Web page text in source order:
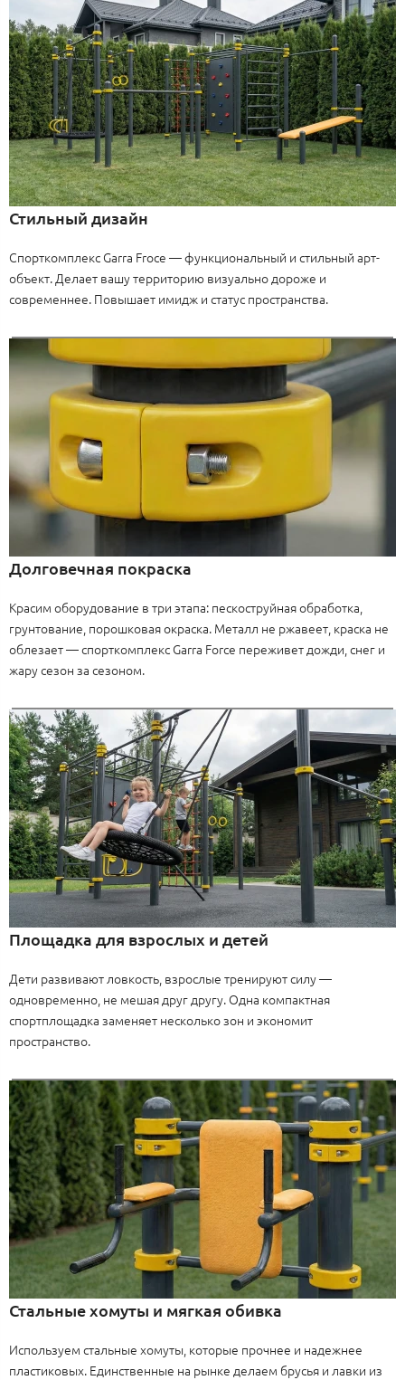
Стильный дизайн
Спорткомплекс Garra Froce — функциональный и стильный арт-
объект. Делает вашу территорию визуально дороже и
современнее. Повышает имидж и статус пространства.
Долговечная покраска
Красим оборудование в три этапа: пескоструйная обработка,
грунтование, порошковая окраска. Металл не ржавеет, краска не
облезает — спорткомплекс Garra Force переживет дожди, снег и
жару сезон за сезоном.
Площадка для взрослых и детей
Дети развивают ловкость, взрослые тренируют силу —
одновременно, не мешая друг другу. Одна компактная
спортплощадка заменяет несколько зон и экономит
пространство.
Стальные хомуты и мягкая обивка
Используем стальные хомуты, которые прочнее и надежнее
пластиковых. Единственные на рынке делаем брусья и лавки из